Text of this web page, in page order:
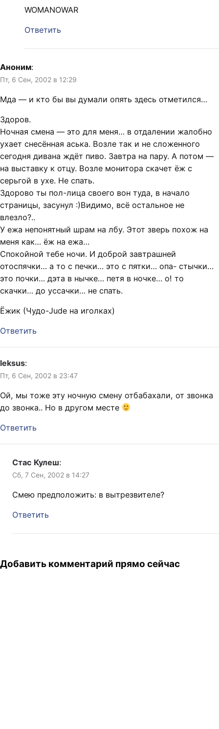
WOMANOWAR
Ответить
Аноним:
Пт, 6 Сен, 2002 в 12:29
Мда — и кто бы вы думали опять здесь отметился…
Здоров.
Ночная смена — это для меня… в отдалении жалобно
ухает снесённая аська. Возле так и не сложенного
сегодня дивана ждёт пиво. Завтра на пару. А потом —
на выставку к отцу. Возле монитора скачет ёж с
серьгой в ухе. Не спать.
Здорово ты пол-лица своего вон туда, в начало
страницы, засунул :)Видимо, всё остальное не
влезло?..
У ежа непонятный шрам на лбу. Этот зверь похож на
меня как… ёж на ежа…
Спокойной тебе ночи. И доброй завтрашней
отоспячки… а то с печки… это с пятки… опа- стычки…
это почки… дэта в нычке… петя в ночке… о! то
скачки… до уссачки… не спать.
Ёжик (Чудо-Jude на иголках)
Ответить
leksus:
Пт, 6 Сен, 2002 в 23:47
Ой, мы тоже эту ночную смену отбабахали, от звонка
до звонка.. Но в другом месте
Ответить
Стас Кулеш:
Сб, 7 Сен, 2002 в 14:27
Смею предположить: в вытрезвителе?
Ответить
Добавить комментарий прямо сейчас